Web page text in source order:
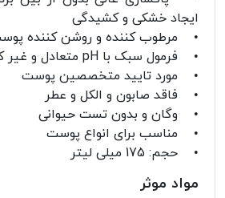
ایجاد خشکی و کشیدگی
• مرطوب کننده و روشن کننده
• فرمول سبک با pH متعادل و غیر کومدوژنیک
• مورد تایید متخصصین پوست
• فاقد صابون و الکل و عطر
• وگان و بدون تست حیوانی
• مناسب برای انواع پوست
• حجم: 175 میلی لیتر
مواد موثر